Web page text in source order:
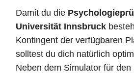
Damit du die
Universität Innsbruck
Kontingent der verfügbaren
solltest du dich natürlich
Neben dem Simulator für